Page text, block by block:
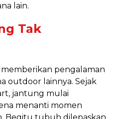
lain.
Tak
pengalaman
outdoor lainnya. Sejak
jantung mulai
menanti momen
Begitu tubuh dilepaskan